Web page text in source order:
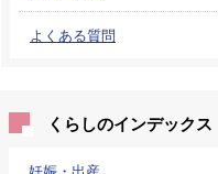
よくある質問
くらしのインデックス